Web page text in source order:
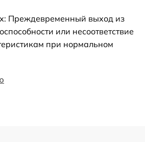
Преждевременный выход из
или несоответствие
при нормальном